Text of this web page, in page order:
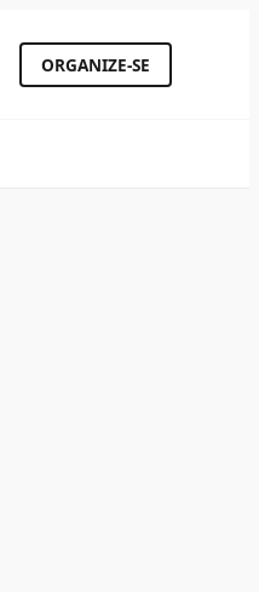
ORGANIZE-SE